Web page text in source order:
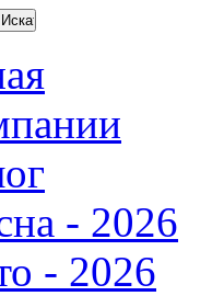
- 2026
- 2026